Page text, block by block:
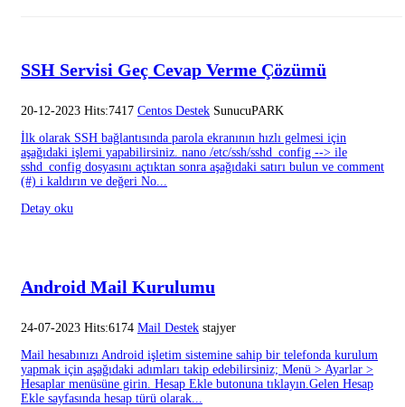
SSH Servisi Geç Cevap Verme Çözümü
20-12-2023 Hits:7417 Centos Destek SunucuPARK
İlk olarak SSH bağlantısında parola ekranının hızlı gelmesi için
aşağıdaki işlemi yapabilirsiniz. nano /etc/ssh/sshd_config --> ile
sshd_config dosyasını açtıktan sonra aşağıdaki satırı bulun ve comment
(#) i kaldırın ve değeri No...
Detay oku
Android Mail Kurulumu
24-07-2023 Hits:6174 Mail Destek stajyer
Mail hesabınızı Android işletim sistemine sahip bir telefonda kurulum
yapmak için aşağıdaki adımları takip edebilirsiniz; Menü > Ayarlar >
Hesaplar menüsüne girin. Hesap Ekle butonuna tıklayın.Gelen Hesap
Ekle sayfasında hesap türü olarak...